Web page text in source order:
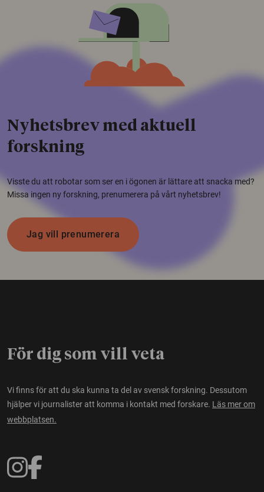
Nyhetsbrev med aktuell
forskning
Visste du att robotar som ser en i ögonen är lättare att snacka med?
Missa ingen ny forskning, prenumerera på vårt nyhetsbrev!
Jag vill prenumerera
För dig som vill veta
Vi finns för att du ska kunna ta del av svensk forskning. Dessutom
hjälper vi journalister att komma i kontakt med forskare. Läs mer om
webbplatsen.